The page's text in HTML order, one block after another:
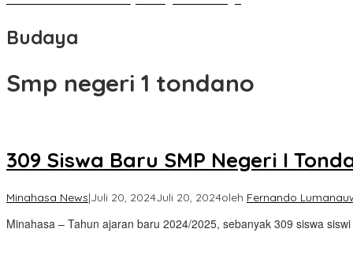
Budaya
Smp negeri 1 tondano
309 Siswa Baru SMP Negeri I
Minahasa News|Juli 20, 2024Juli 20, 2024oleh Fernando
Minahasa – Tahun ajaran baru 2024/2025, sebanyak 309 siswa